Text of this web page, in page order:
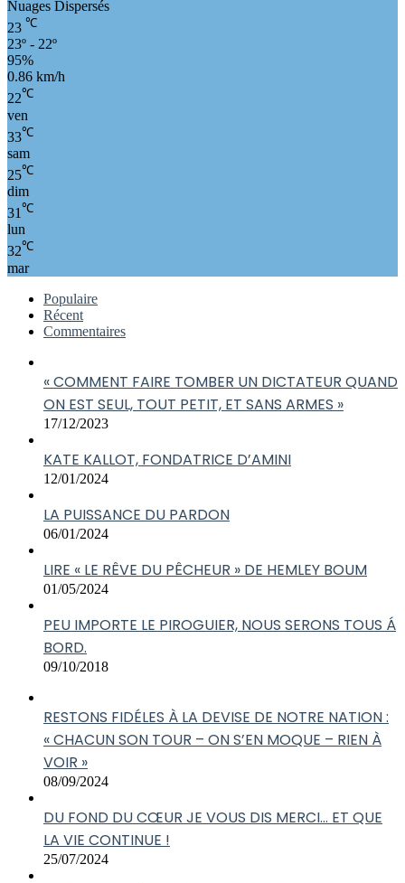
Nuages Dispersés
23 ℃
23º - 22º
95%
0.86 km/h
22℃
ven
33℃
sam
25℃
dim
31℃
lun
32℃
mar
Populaire
Récent
Commentaires
« COMMENT FAIRE TOMBER UN DICTATEUR QUAND
ON EST SEUL, TOUT PETIT, ET SANS ARMES »
17/12/2023
KATE KALLOT, FONDATRICE D’AMINI
12/01/2024
LA PUISSANCE DU PARDON
06/01/2024
LIRE « LE RÊVE DU PÊCHEUR » DE HEMLEY BOUM
01/05/2024
PEU IMPORTE LE PIROGUIER, NOUS SERONS TOUS Á
BORD.
09/10/2018
RESTONS FIDÉLES À LA DEVISE DE NOTRE NATION :
« CHACUN SON TOUR – ON S’EN MOQUE – RIEN À
VOIR »
08/09/2024
DU FOND DU CŒUR JE VOUS DIS MERCI… ET QUE
LA VIE CONTINUE !
25/07/2024